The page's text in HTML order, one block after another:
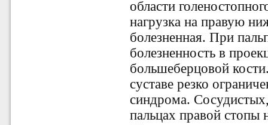
области
нагрузка на правую
болезненная. При
болезненность в
большеберцовой
суставе резко
синдрома.
пальцах правой стопы